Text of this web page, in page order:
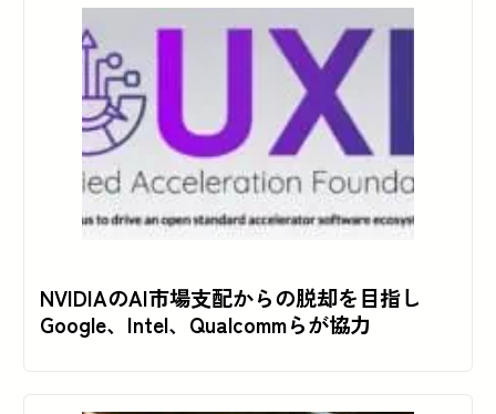
NVIDIAのAI市場支配からの脱却を目指し
Google、Intel、Qualcommらが協力